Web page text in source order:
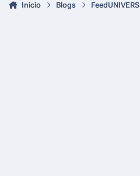
Inicio Blogs FeedUNIVERS